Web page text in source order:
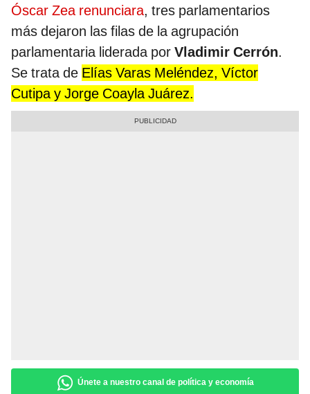
Óscar Zea renunciara, tres parlamentarios
más dejaron las filas de la agrupación
parlamentaria liderada por Vladimir Cerrón.
Se trata de Elías Varas Meléndez, Víctor
Cutipa y Jorge Coayla Juárez.
Únete a nuestro canal de política y economía